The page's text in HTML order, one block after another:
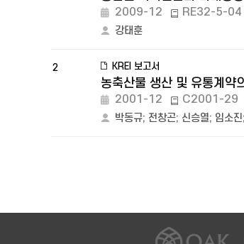
2009-12 RE32-5-04
강태훈
2 KREI 보고서
농축산물 생산 및 유통계약
2001-12 C2001-29
박동규; 전창곤; 신승열; 임소진;